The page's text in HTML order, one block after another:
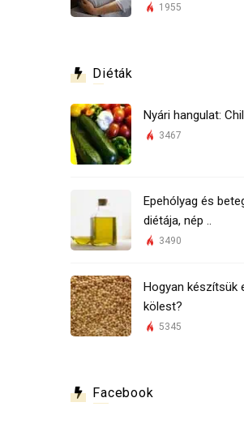
1955
Diéták
Nyári hangulat:
3467
Epehólyag és
diétája, nép ..
3490
Hogyan készítsük
kölest?
5345
Facebook